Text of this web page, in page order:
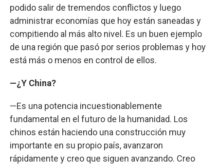
podido salir de tremendos conflictos y luego
administrar economías que hoy están saneadas y
compitiendo al más alto nivel. Es un buen ejemplo
de una región que pasó por serios problemas y hoy
está más o menos en control de ellos.
—¿Y China?
—Es una potencia incuestionablemente
fundamental en el futuro de la humanidad. Los
chinos están haciendo una construcción muy
importante en su propio país, avanzaron
rápidamente y creo que siguen avanzando. Creo